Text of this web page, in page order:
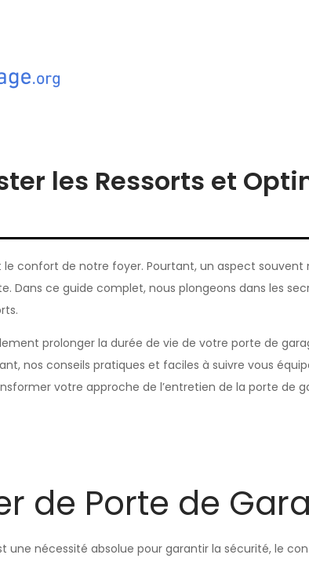
les Ressorts et
confort de notre foyer. Pourtant, un aspect souvent
Dans ce guide complet, nous plongeons dans les
prolonger la durée de vie de votre porte de
nos conseils pratiques et faciles à suivre vous
votre approche de l’entretien de la porte de
de Porte de
une nécessité absolue pour garantir la sécurité, le